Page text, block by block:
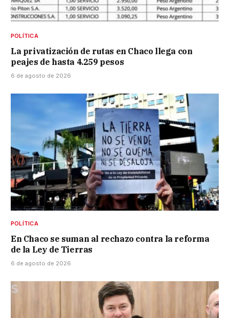
POLÍTICA
La privatización de rutas en Chaco llega con
peajes de hasta 4.259 pesos
6 de agosto de 2026
POLÍTICA
En Chaco se suman al rechazo contra la reforma
de la Ley de Tierras
6 de agosto de 2026